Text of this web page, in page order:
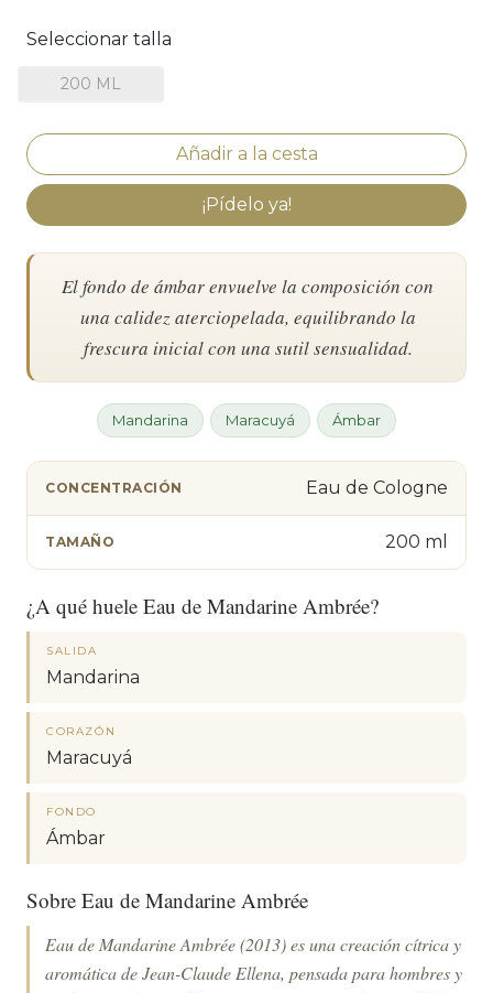
Seleccionar talla
200 ML
¡Pídelo ya!
El fondo de ámbar envuelve la composición con
una calidez aterciopelada, equilibrando la
frescura inicial con una sutil sensualidad.
Mandarina Maracuyá Ámbar
CONCENTRACIÓN Eau de Cologne
TAMAÑO 200 ml
¿A qué huele Eau de Mandarine Ambrée?
SALIDA
Mandarina
CORAZÓN
Maracuyá
FONDO
Ámbar
Sobre Eau de Mandarine Ambrée
Eau de Mandarine Ambrée (2013) es una creación cítrica y
aromática de Jean-Claude Ellena, pensada para hombres y